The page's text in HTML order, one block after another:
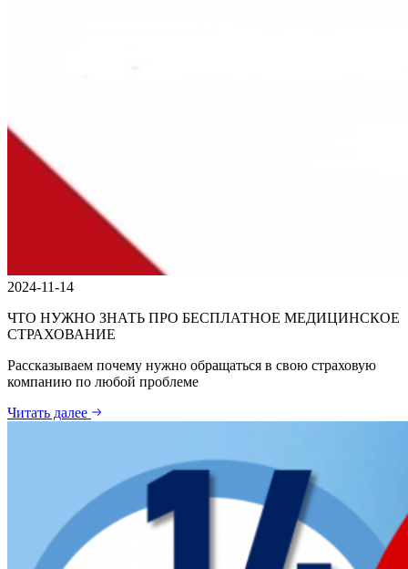
2024-11-14
ЧТО НУЖНО ЗНАТЬ ПРО БЕСПЛАТНОЕ МЕДИЦИНСКОЕ
СТРАХОВАНИЕ
Рассказываем почему нужно обращаться в свою страховую
компанию по любой проблеме
Читать далее